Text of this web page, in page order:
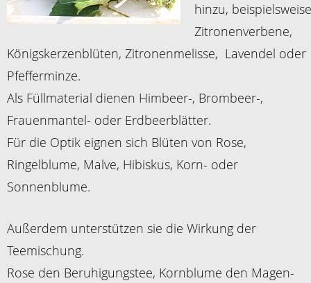
hinzu, beispielsweise
Zitronenverbene,
Königskerzenblüten, Zitronenmelisse, Lavendel oder
Pfefferminze.
Als Füllmaterial dienen Himbeer-, Brombeer-,
Frauenmantel- oder Erdbeerblätter.
Für die Optik eignen sich Blüten von Rose,
Ringelblume, Malve, Hibiskus, Korn- oder
Sonnenblume.
Außerdem unterstützen sie die Wirkung der
Teemischung.
Rose den Beruhigungstee, Kornblume den Magen-